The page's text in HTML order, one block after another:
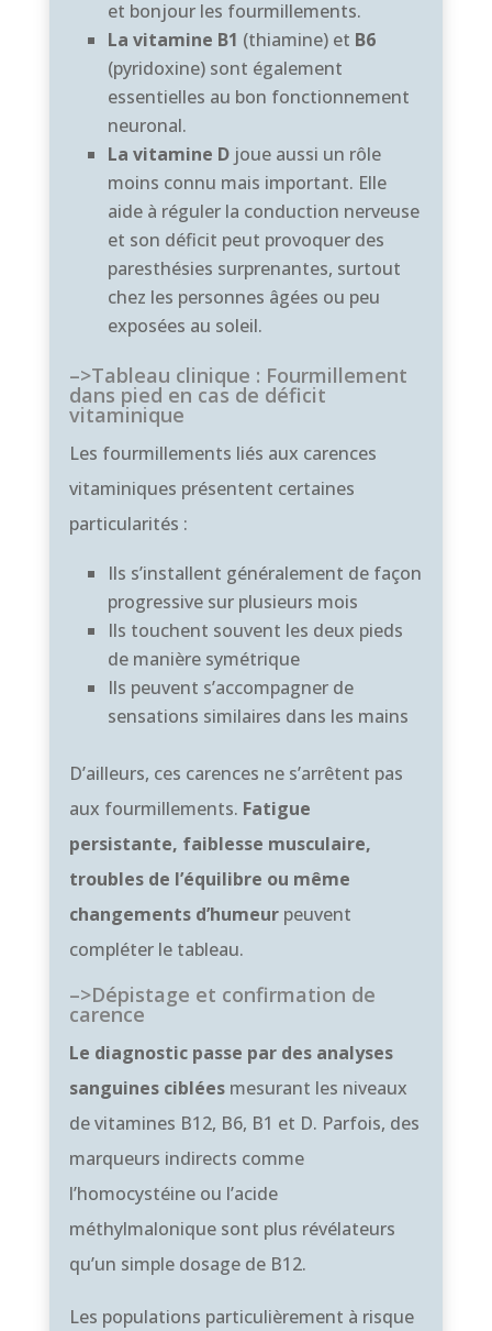
et bonjour les fourmillements.
La vitamine B1 (thiamine) et B6
(pyridoxine) sont également
essentielles au bon fonctionnement
neuronal.
La vitamine Djoue aussi un rôle
moins connu mais important. Elle
aide à réguler la conduction nerveuse
et son déficit peut provoquer des
paresthésies surprenantes, surtout
chez les personnes âgées ou peu
exposées au soleil.
–>Tableau clinique : Fourmillement
dans pied en cas de déficit
vitaminique
Les fourmillements liés aux carences
vitaminiques présentent certaines
particularités :
Ils s’installent généralement de façon
progressive sur plusieurs mois
Ils touchent souvent les deux pieds
de manière symétrique
Ils peuvent s’accompagner de
sensations similaires dans les mains
D’ailleurs, ces carences ne s’arrêtent pas
aux fourmillements. Fatigue
persistante, faiblesse musculaire,
troubles de l’équilibre ou même
changements d’humeurpeuvent
compléter le tableau.
–>Dépistage et confirmation de
carence
Le diagnostic passe par des analyses
sanguines cibléesmesurant les niveaux
de vitamines B12, B6, B1 et D. Parfois, des
marqueurs indirects comme
l’homocystéine ou l’acide
méthylmalonique sont plus révélateurs
qu’un simple dosage de B12.
Les populations particulièrement à risque